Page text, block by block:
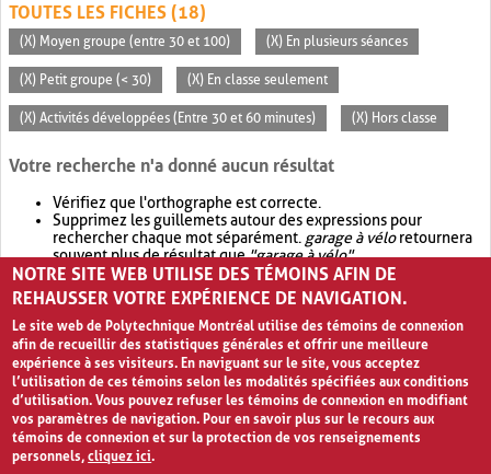
TOUTES LES FICHES (18)
(X) Moyen groupe (entre 30 et 100) (X) En plusieurs séances
(X) Petit groupe (< 30) (X) En classe seulement
(X) Activités développées (Entre 30 et 60 minutes) (X) Hors classe
Votre recherche n'a donné aucun résultat
Vérifiez que l'orthographe est correcte.
Supprimez les guillemets autour des expressions pour
rechercher chaque mot séparément. garage à véloretournera
souvent plus de résultat que"garage à vélo".
Envisagez d'élargir votre recherche avec OR.garage OR vélo
retournera souvent plus de résultat quegarage à vélo
NOTRE SITE WEB UTILISE DES TÉMOINS AFIN DE
REHAUSSER VOTRE EXPÉRIENCE DE NAVIGATION.
Le site web de Polytechnique Montréal utilise des témoins de connexion
afin de recueillir des statistiques générales et offrir une meilleure
expérience à ses visiteurs. En naviguant sur le site, vous acceptez
l’utilisation de ces témoins selon les modalités spécifiées aux conditions
d’utilisation. Vous pouvez refuser les témoins de connexion en modifiant
vos paramètres de navigation. Pour en savoir plus sur le recours aux
témoins de connexion et sur la protection de vos renseignements
personnels,cliquez ici.